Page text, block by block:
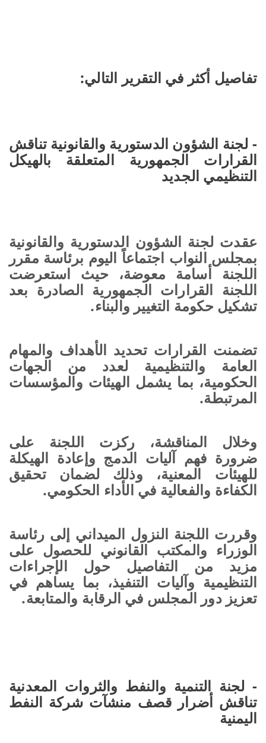
تفاصيل أكثر في التقرير التالي:
- لجنة الشؤون الدستورية والقانونية تناقش
القرارات الجمهورية المتعلقة بالهيكل
التنظيمي الجديد
عقدت لجنة الشؤون الدستورية والقانونية
بمجلس النواب اجتماعاً اليوم برئاسة مقرر
اللجنة أسامة معوضة، حيث استعرضت
اللجنة القرارات الجمهورية الصادرة بعد
تشكيل حكومة التغيير والبناء.
تضمنت القرارات تحديد الأهداف والمهام
العامة والتنظيمية لعدد من الجهات
الحكومية، بما يشمل الهيئات والمؤسسات
المرتبطة.
وخلال المناقشة، ركزت اللجنة على
ضرورة فهم آليات الدمج وإعادة الهيكلة
للهيئات المعنية، وذلك لضمان تحقيق
الكفاءة والفعالية في الأداء الحكومي.
وقررت اللجنة النزول الميداني إلى رئاسة
الوزراء والمكتب القانوني للحصول على
مزيد من التفاصيل حول الإجراءات
التنظيمية وآليات التنفيذ، بما يساهم في
تعزيز دور المجلس في الرقابة والمتابعة.
- لجنة التنمية والنفط والثروات المعدنية
تناقش أضرار قصف منشآت شركة النفط
اليمنية